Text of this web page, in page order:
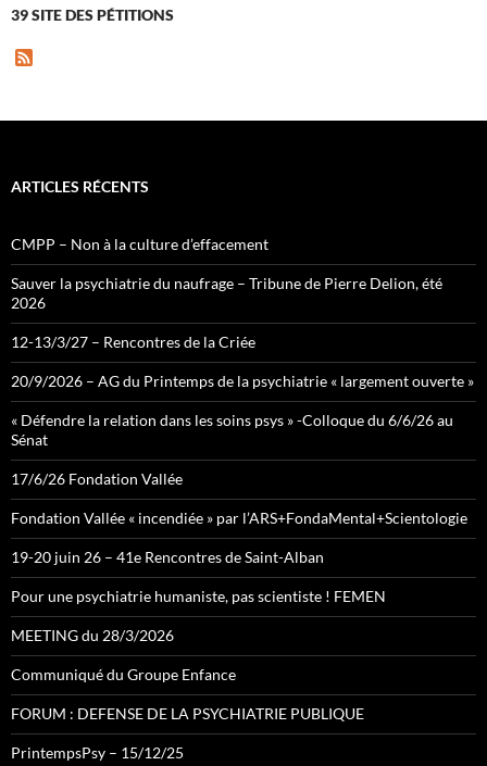
39 SITE DES PÉTITIONS
ARTICLES RÉCENTS
CMPP – Non à la culture d’effacement
Sauver la psychiatrie du naufrage – Tribune de Pierre Delion, été
2026
12-13/3/27 – Rencontres de la Criée
20/9/2026 – AG du Printemps de la psychiatrie « largement ouverte »
« Défendre la relation dans les soins psys » -Colloque du 6/6/26 au
Sénat
17/6/26 Fondation Vallée
Fondation Vallée « incendiée » par l’ARS+FondaMental+Scientologie
19-20 juin 26 – 41e Rencontres de Saint-Alban
Pour une psychiatrie humaniste, pas scientiste ! FEMEN
MEETING du 28/3/2026
Communiqué du Groupe Enfance
FORUM : DEFENSE DE LA PSYCHIATRIE PUBLIQUE
PrintempsPsy – 15/12/25